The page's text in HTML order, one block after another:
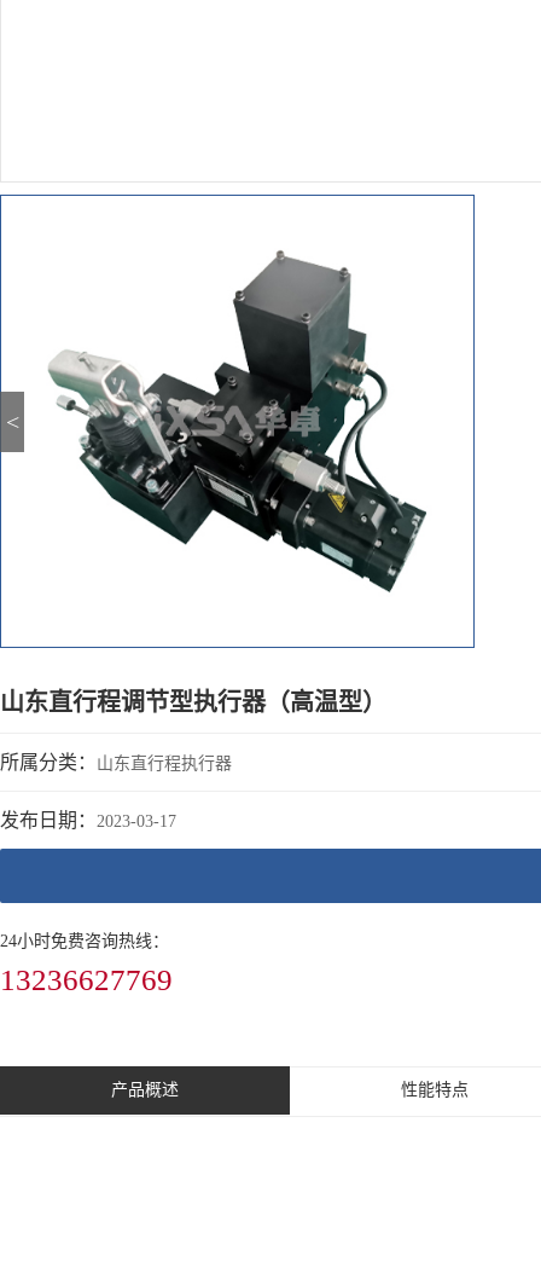
<
山东直行程调节型执行器（高温型）
所属分类： 山东直行程执行器
发布日期： 2023-03-17
24小时免费咨询热线：
13236627769
产品概述 性能特点